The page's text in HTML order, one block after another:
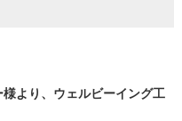
より、ウェルビーイング工